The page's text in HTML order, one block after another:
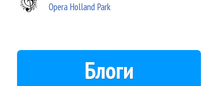
Opera Holland Park
Блоги